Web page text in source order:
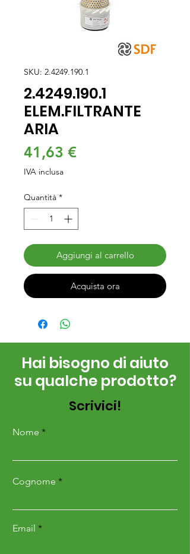
SKU: 2.4249.190.1
2.4249.190.1
ELEM.FILTRANTE
ARIA
41,63 €Prezzo
IVA inclusa
Quantità *
Aggiungi al carrello
Acquista ora
Hai bisogno di aiuto
su qualche prodotto?
Scrivici!
Nome
Cognome
Email